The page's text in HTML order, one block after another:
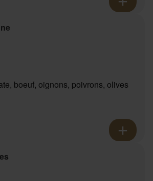
boeuf, oignons, poivrons, olives